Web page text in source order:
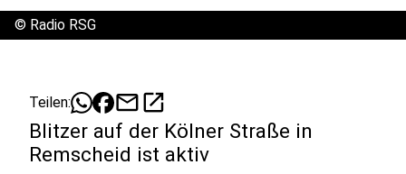
© Radio RSG
Teilen: mailopen_in_new
Blitzer auf der Kölner Straße in
Remscheid ist aktiv